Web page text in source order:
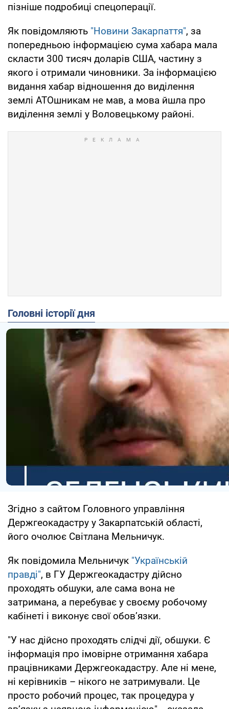
пізніше подробиці спецоперації.
Як повідомляють "Новини Закарпаття", за
попередньою інформацією сума хабара мала
скласти 300 тисяч доларів США, частину з
якого і отримали чиновники. За інформацією
видання хабар відношення до виділення
землі АТОшникам не мав, а мова йшла про
виділення землі у Воловецькому районі.
Головні історії дня
Згідно з сайтом Головного управління
Держгеокадастру у Закарпатській області,
його очолює Світлана Мельничук.
Як повідомила Мельничук "Українській
правді", в ГУ Держгеокадастру дійсно
проходять обшуки, але сама вона не
затримана, а перебуває у своєму робочому
кабінеті і виконує свої обов’язки.
"У нас дійсно проходять слідчі дії, обшуки. Є
інформація про імовірне отримання хабара
працівниками Держгеокадастру. Але ні мене,
ні керівників – нікого не затримували. Це
просто робочий процес, так процедура у